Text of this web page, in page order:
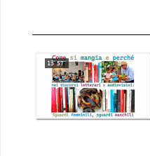
13' 57''